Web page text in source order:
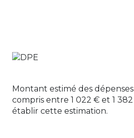
Montant estimé des
compris entre 1 022 € et 1
établir cette estimation.